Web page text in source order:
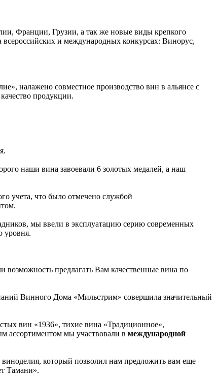
Франции, Грузии, а так же новые виды крепкого
и международных конкурсах: Винорус,
налажено совместное производство вин в альянсе с
продукции.
наши вина завоевали 6 золотых медалей, а наш
учета, что было отмечено службой
мы ввели в эксплуатацию серию современных
уровня.
предлагать Вам качественные вина по
Винного Дома «Мильстрим» совершила значительный
вин «1936», тихие вина «Традиционное»,
ассортиментом мы участвовали в международной
который позволил нам предложить вам еще
Тамани».